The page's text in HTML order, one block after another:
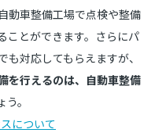
動車整備工場で点検や整備
ことができます。さらにパ
対応してもらえますが、
を行えるのは、自動車整備
。
について